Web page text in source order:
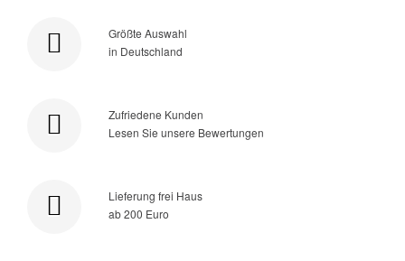
Größte Auswahl
in Deutschland
Zufriedene Kunden
Lesen Sie unsere Bewertungen
Lieferung frei Haus
ab 200 Euro